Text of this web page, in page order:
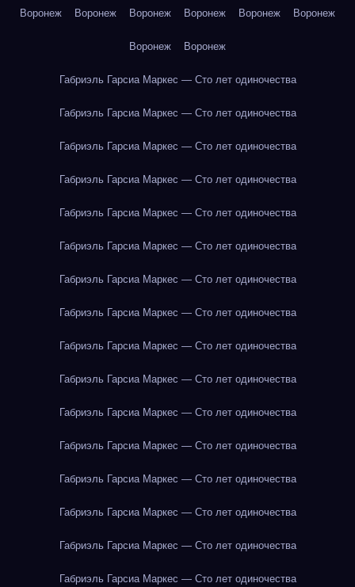
Воронеж Воронеж Воронеж Воронеж Воронеж Воронеж
Воронеж Воронеж
Габриэль Гарсиа Маркес — Сто лет одиночества
Габриэль Гарсиа Маркес — Сто лет одиночества
Габриэль Гарсиа Маркес — Сто лет одиночества
Габриэль Гарсиа Маркес — Сто лет одиночества
Габриэль Гарсиа Маркес — Сто лет одиночества
Габриэль Гарсиа Маркес — Сто лет одиночества
Габриэль Гарсиа Маркес — Сто лет одиночества
Габриэль Гарсиа Маркес — Сто лет одиночества
Габриэль Гарсиа Маркес — Сто лет одиночества
Габриэль Гарсиа Маркес — Сто лет одиночества
Габриэль Гарсиа Маркес — Сто лет одиночества
Габриэль Гарсиа Маркес — Сто лет одиночества
Габриэль Гарсиа Маркес — Сто лет одиночества
Габриэль Гарсиа Маркес — Сто лет одиночества
Габриэль Гарсиа Маркес — Сто лет одиночества
Габриэль Гарсиа Маркес — Сто лет одиночества